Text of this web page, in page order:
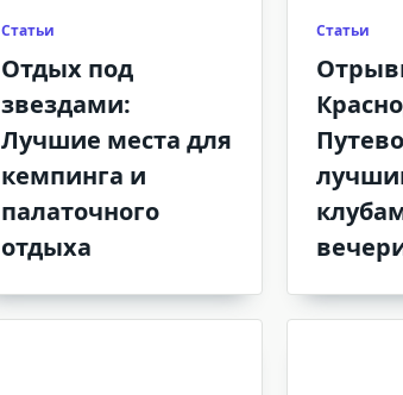
Статьи
Отдых под
звездами:
Лучшие места для
кемпинга и
палаточного
отдыха
Статьи